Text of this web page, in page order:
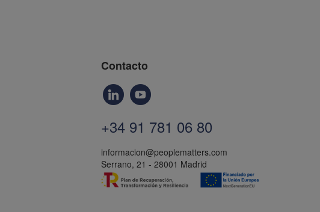
Contacto
+34 91 781 06 80
informacion@peoplematters.com
Serrano, 21 - 28001 Madrid